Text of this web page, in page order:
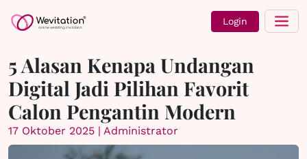
Login
5 Alasan Kenapa Undangan
Digital Jadi Pilihan Favorit
Calon Pengantin Modern
17 Oktober 2025 | Administrator